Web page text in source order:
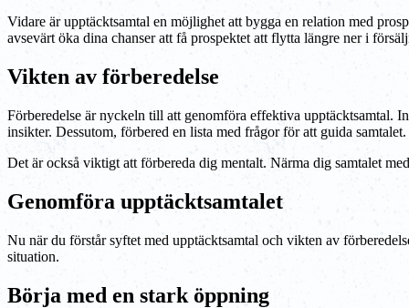
Vidare är upptäcktsamtal en möjlighet att bygga en relation med
avsevärt öka dina chanser att få prospektet att flytta längre ner i
Vikten av förberedelse
Förberedelse är nyckeln till att genomföra effektiva upptäcktsamtal.
insikter. Dessutom, förbered en lista med frågor för att guida
Det är också viktigt att förbereda dig mentalt. Närma dig samtalet
Genomföra upptäcktsamtalet
Nu när du förstår syftet med upptäcktsamtal och vikten av
situation.
Börja med en stark öppning